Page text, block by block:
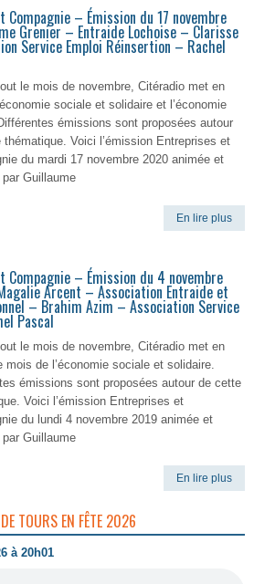
Compagnie – Émission du 17 novembre
Grenier – Entraide Lochoise – Clarisse
Service Emploi Réinsertion – Rachel
le mois de novembre, Citéradio met en
sociale et solidaire et l’économie
émissions sont proposées autour
thématique. Voici l’émission Entreprises et
du mardi 17 novembre 2020 animée et
par Guillaume
En lire plus
Compagnie – Émission du 4 novembre
Arcent – Association Entraide et
– Brahim Azim – Association Service
Pascal
le mois de novembre, Citéradio met en
mois de l’économie sociale et solidaire.
émissions sont proposées autour de cette
Voici l’émission Entreprises et
du lundi 4 novembre 2019 animée et
par Guillaume
En lire plus
TOURS EN FÊTE 2026
à 20h01